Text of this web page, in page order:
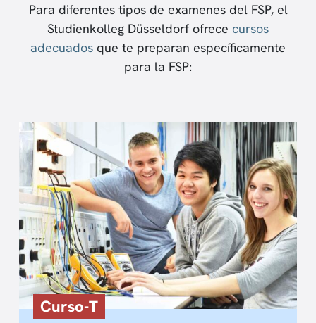
Para diferentes tipos de examenes del FSP, el
Studienkolleg Düsseldorf ofrece cursos
adecuados que te preparan específicamente
para la FSP:
Curso-T